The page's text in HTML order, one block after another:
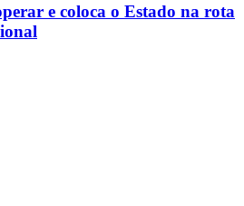
e coloca o Estado na rota